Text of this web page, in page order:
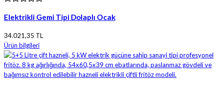
Elektrikli Gemi Tipi Dolaplı Ocak
34.021,35 TL
Ürün bilgileri